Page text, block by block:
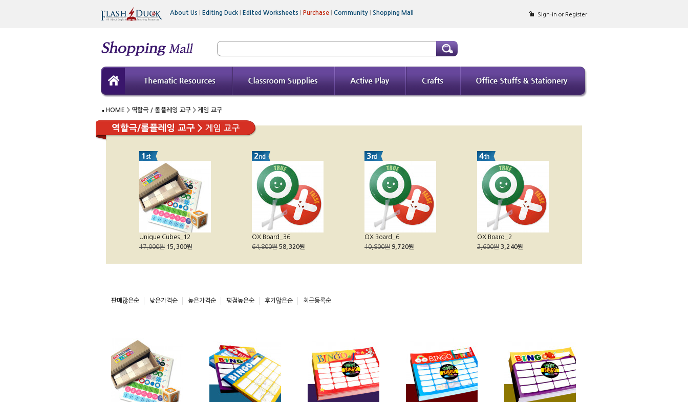
About Us Editing Duck Edited Worksheets Purchase Community Shopping Mall Sign-in or Register
HOME > 역할극 / 롤플레잉 교구 >게임 교구
Unique Cubes_12
17,000원 15,300원
OX Board_36
64,800원 58,320원
OX Board_6
10,800원 9,720원
OX Board_2
3,600원 3,240원
판매많은순 낮은가격순 높은가격순 평점높은순 후기많은순 최근등록순